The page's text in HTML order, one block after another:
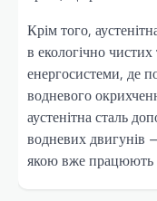
Крім того,
в екологічно
енергосистеми, де
водневого
аустенітна сталь
водневих двигунів
якою вже працюють